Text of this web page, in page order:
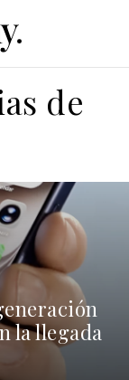
de
la llegada